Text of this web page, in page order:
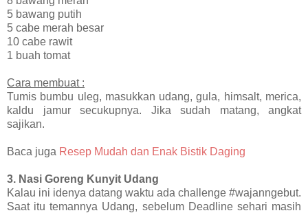
5 bawang putih
5 cabe merah besar
10 cabe rawit
1 buah tomat
Cara membuat :
Tumis bumbu uleg, masukkan udang, gula, himsalt, merica,
kaldu jamur secukupnya. Jika sudah matang, angkat
sajikan.
Baca juga Resep Mudah dan Enak Bistik Daging
3. Nasi Goreng Kunyit Udang
Kalau ini idenya datang waktu ada challenge #wajanngebut.
Saat itu temannya Udang, sebelum Deadline sehari masih